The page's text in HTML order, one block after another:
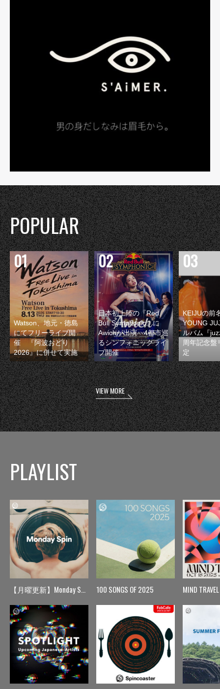
POPULAR
Watson、地元・徳島
にてフリーライブ開
催 『阿波おどり
2026』に併せて実施
日本初上陸の『Red
Bull Symphonic』に
Awichが出演 4都市巡
るシンフォニックライ
ブ開催
KEIJUの前
YOUNG
ルバム『
周年記念盤
定
VIEW MORE
PLAYLIST
【月曜更新】Monday Spin 100 SONGS OF 2025 MIND TRAVEL